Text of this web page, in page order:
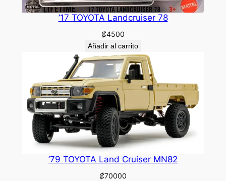
’17 TOYOTA Landcruiser 78
₡4500
Añadir al carrito
’79 TOYOTA Land Cruiser MN82
₡70000